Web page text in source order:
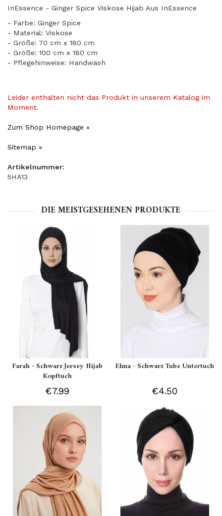
InEssence - Ginger Spice Viskose Hijab Aus InEssence
- Farbe: Ginger Spice
- Material: Viskose
- Größe: 70 cm x 180 cm
- Größe: 100 cm x 180 cm
- Pflegehinweise: Handwäsh
Leider enthalten nicht das Produkt in unserem Katalog im
Moment.
Zum Shop Homepage »
Sitemap »
Artikelnummer:
5HA13
DIE MEISTGESEHENEN PRODUKTE
Farah - Schwarz Jersey Hijab
Kopftuch
€7.99
Elma - Schwarz Tube Untertuch
€4.50